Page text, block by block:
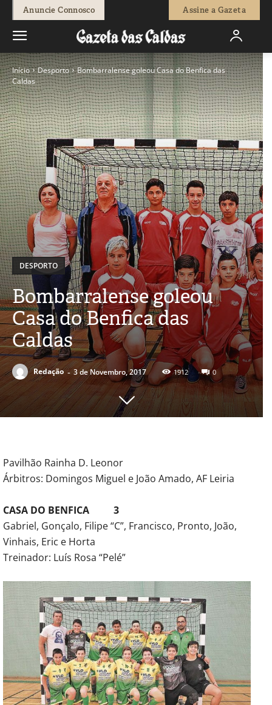
Anuncie Connosco Assine a Gazeta
Início Desporto
Bombarralense goleou Casa do Benfica das
Caldas
DESPORTO
Bombarralense goleou
Casa do Benfica das
Caldas
Redação - 3 de Novembro, 2017 1912 0
Pavilhão Rainha D. Leonor
Árbitros: Domingos Miguel e João Amado, AF Leiria
CASA DO BENFICA 3
Gabriel, Gonçalo, Filipe “C”, Francisco, Pronto, João,
Vinhais, Eric e Horta
Treinador: Luís Rosa “Pelé”